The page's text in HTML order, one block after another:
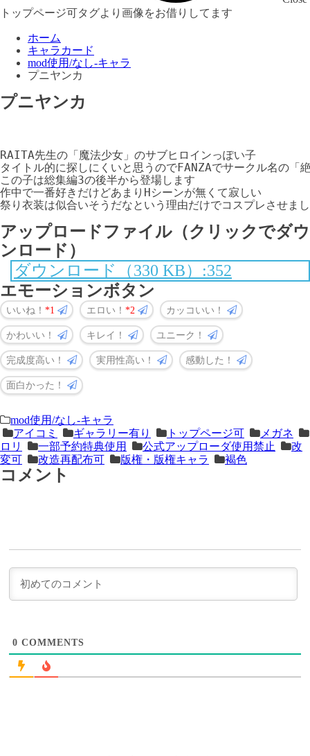
トップページ可タグより画像をお借りしてます
ホーム
キャラカード
mod使用/なし-キャラ
プニヤンカ
プニヤンカ
RAITA先生の「魔法少女」のサブヒロインっぽい子
タイトル的に探しにくいと思うのでFANZAでサークル名の「
この子は総集編3の後半から登場します
作中で一番好きだけどあまりHシーンが無くて寂しい
祭り衣装は似合いそうだなという理由だけでコスプレさせま
アップロードファイル（クリックでダウ
ンロード）
ダウンロード（330 KB）:352
エモーションボタン
いいね！ 1 エロい！ 2 カッコいい！
かわいい！ キレイ！ ユニーク！
完成度高い！ 実用性高い！ 感動した！
面白かった！
＜
次
の
記
前
の
記
事
mod使用/なし-キャラ
アイコミ
ギャラリー有り トップページ可
メガネ
ロリ
一部予約特典使用 公式アップローダ使用禁止
改
変可
改造再配布可 版権・版権キャラ 褐色
コメント
0 COMMENTS